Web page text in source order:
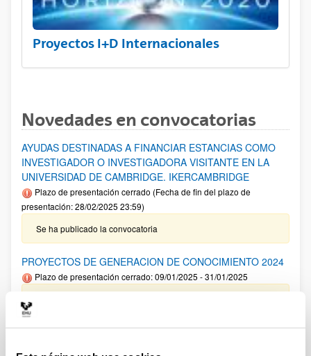
Proyectos I+D Internacionales
Novedades en convocatorias
AYUDAS DESTINADAS A FINANCIAR ESTANCIAS COMO
INVESTIGADOR O INVESTIGADORA VISITANTE EN LA
UNIVERSIDAD DE CAMBRIDGE. IKERCAMBRIDGE
Plazo de presentación cerrado (Fecha de fin del plazo de
presentación: 28/02/2025 23:59)
Se ha publicado la convocatoria
PROYECTOS DE GENERACION DE CONOCIMIENTO 2024
Plazo de presentación cerrado: 09/01/2025 - 31/01/2025